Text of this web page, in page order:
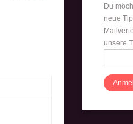
Du
neue
unsere